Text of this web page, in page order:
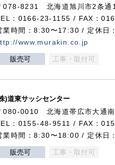
078-8231 北海道旭川市2条通
：0166-23-1155 / FAX：
業時間：8:30〜17:30 / 定休日
www.murakin.co.jp
販売可 工事・取付可
)道東サッシセンター
080-0010 北海道帯広市大通
：0155-48-9511 / FAX：
業時間：8:30〜18:00 / 定休日
販売可 工事・取付可